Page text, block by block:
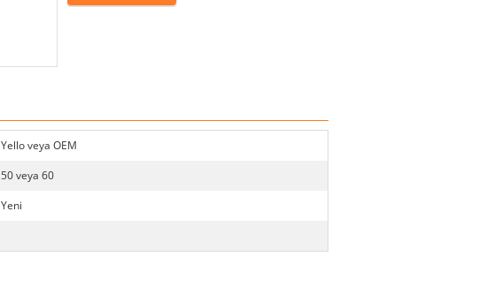
Yello veya OEM
50 veya 60
Yeni